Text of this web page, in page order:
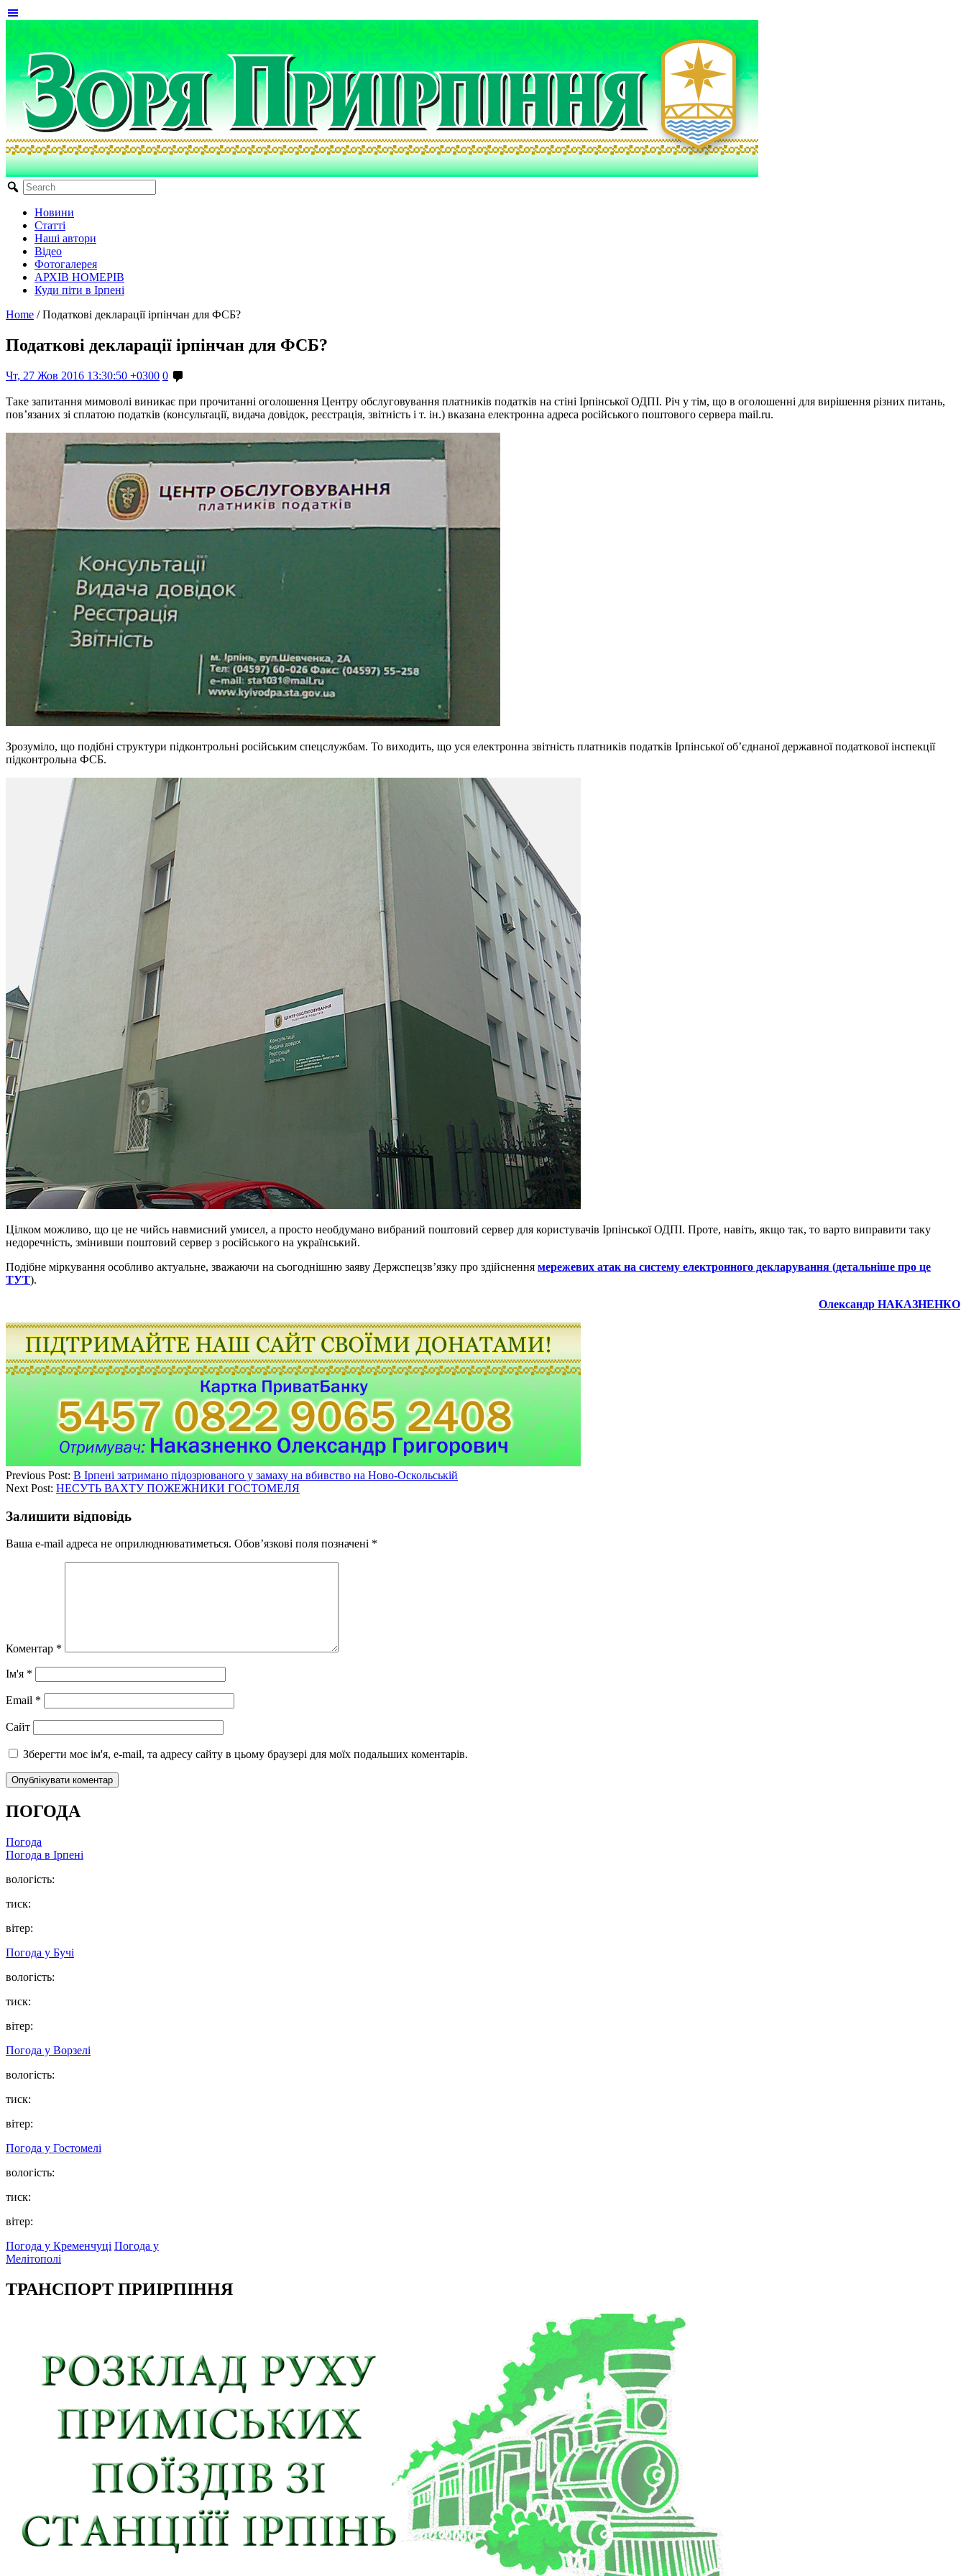
Новини
Статті
Наші автори
Відео
Фотогалерея
АРХІВ НОМЕРІВ
Куди піти в Ірпені
Home / Податкові декларації ірпінчан для ФСБ?
Податкові декларації ірпінчан для ФСБ?
Чт, 27 Жов 2016 13:30:50 +0300 0
Таке запитання мимоволі виникає при прочитанні оголошення Центру обслуговування платників податків на стіні Ірпінської ОДПІ. Річ у тім, що в оголошенні для вирішення різних питань,
пов’язаних зі сплатою податків (консультації, видача довідок, реєстрація, звітність і т. ін.) вказана електронна адреса російського поштового сервера mail.ru.
Зрозуміло, що подібні структури підконтрольні російським спецслужбам. То виходить, що уся електронна звітність платників податків Ірпінської об’єднаної державної податкової інспекції
підконтрольна ФСБ.
Цілком можливо, що це не чийсь навмисний умисел, а просто необдумано вибраний поштовий сервер для користувачів Ірпінської ОДПІ. Проте, навіть, якщо так, то варто виправити таку
недоречність, змінивши поштовий сервер з російського на український.
Подібне міркування особливо актуальне, зважаючи на сьогоднішню заяву Держспецзв’язку про здійснення мережевих атак на систему електронного декларування (детальніше про це
ТУТ).
Олександр НАКАЗНЕНКО
Previous Post: В Ірпені затримано підозрюваного у замаху на вбивство на Ново-Оскольській
Next Post: НЕСУТЬ ВАХТУ ПОЖЕЖНИКИ ГОСТОМЕЛЯ
Залишити відповідь
Ваша e-mail адреса не оприлюднюватиметься. Обов’язкові поля позначені *
Коментар *
Ім'я *
Email *
Сайт
Зберегти моє ім'я, e-mail, та адресу сайту в цьому браузері для моїх подальших коментарів.
ПОГОДА
Погода
Погода в Ірпені
вологість:
тиск:
вітер:
Погода у Бучі
вологість:
тиск:
вітер:
Погода у Ворзелі
вологість:
тиск:
вітер:
Погода у Гостомелі
вологість:
тиск:
вітер:
Погода у Кременчуці Погода у
Мелітополі
ТРАНСПОРТ ПРИІРПІННЯ